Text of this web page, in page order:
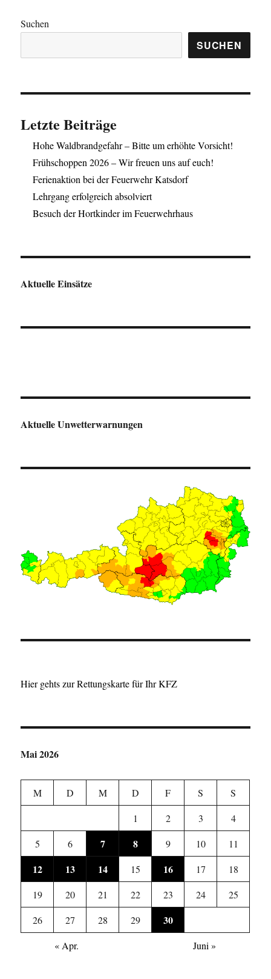
Suchen
SUCHEN
Letzte Beiträge
Hohe Waldbrandgefahr – Bitte um erhöhte Vorsicht!
Frühschoppen 2026 – Wir freuen uns auf euch!
Ferienaktion bei der Feuerwehr Katsdorf
Lehrgang erfolgreich absolviert
Besuch der Hortkinder im Feuerwehrhaus
Aktuelle Einsätze
Aktuelle Unwetterwarnungen
Hier gehts zur Rettungskarte für Ihr KFZ
Mai 2026
M D M D F S
S
1
2 3
4
5
6 7 8 9 10 11
12 13 14 15 16 17
18
19
20 21 22 23 24
25
26
27 28 29 30
« Apr. Juni »